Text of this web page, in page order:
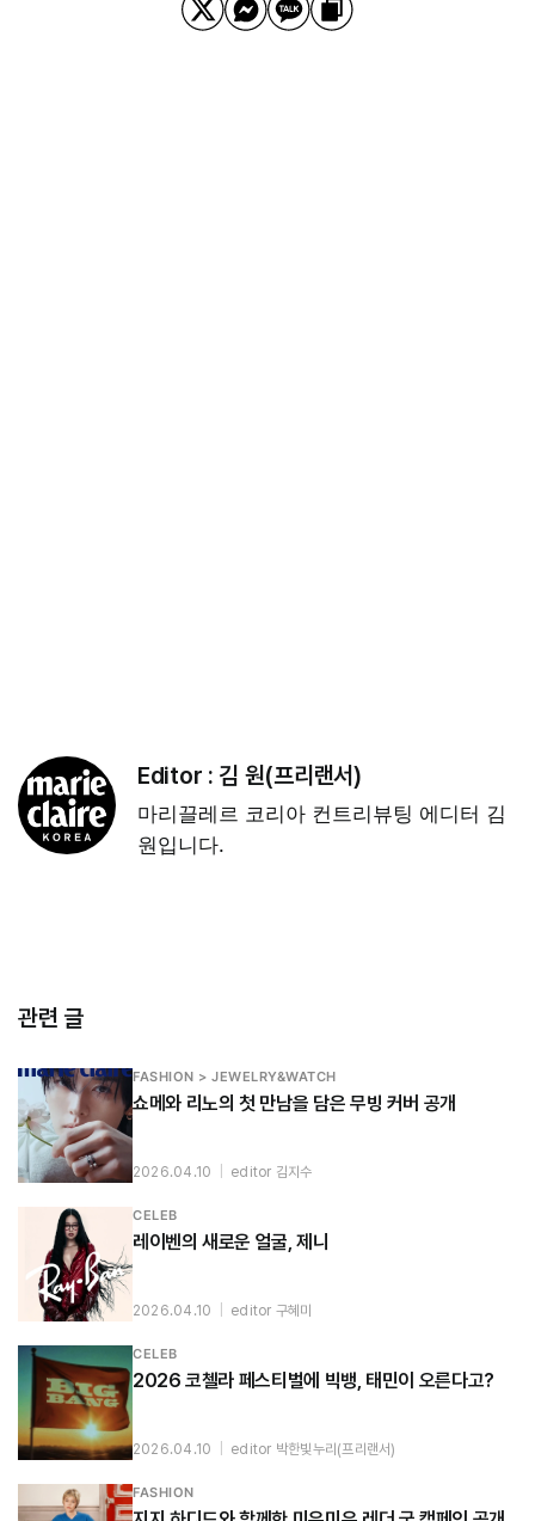
Editor : 김 원(프리랜서)
마리끌레르 코리아 컨트리뷰팅 에디터 김
원입니다.
관련 글
FASHION > JEWELRY&WATCH
쇼메와 리노의 첫 만남을 담은 무빙 커버 공개
2026.04.10 editor 김지수
CELEB
레이벤의 새로운 얼굴, 제니
2026.04.10 editor 구혜미
CELEB
2026 코첼라 페스티벌에 빅뱅, 태민이 오른다고?
2026.04.10 editor 박한빛누리(프리랜서)
FASHION